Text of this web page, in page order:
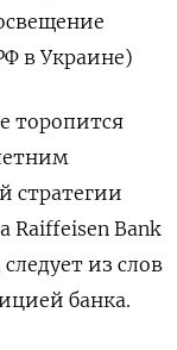
в Украине)
торопится
стратегии
Raiffeisen Bank
из слов
банка.